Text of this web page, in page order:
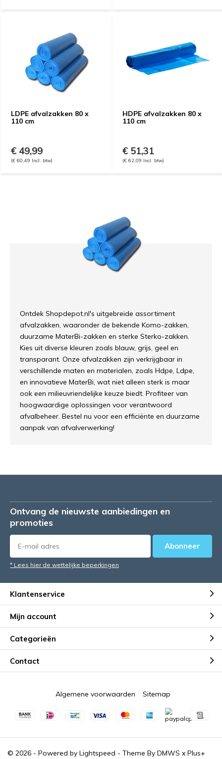
LDPE afvalzakken 80 x
110 cm
€ 49,99
(€ 60,49 Incl. btw)
HDPE afvalzakken 80 x
110 cm
€ 51,31
(€ 62,09 Incl. btw)
Ontdek Shopdepot.nl's uitgebreide assortiment
afvalzakken, waaronder de bekende Komo-zakken,
duurzame MaterBi-zakken en sterke Sterko-zakken.
Kies uit diverse kleuren zoals blauw, grijs, geel en
transparant. Onze afvalzakken zijn verkrijgbaar in
verschillende maten en materialen, zoals Hdpe, Ldpe,
en innovatieve MaterBi, wat niet alleen sterk is maar
ook een milieuvriendelijke keuze biedt. Profiteer van
hoogwaardige oplossingen voor verantwoord
afvalbeheer. Bestel nu voor een efficiënte en duurzame
aanpak van afvalverwerking!
Ontvang de nieuwste aanbiedingen en
promoties
Abonneer
* Lees hier de wettelijke beperkingen
Klantenservice
Mijn account
Categorieën
Contact
© 2026 - Powered by Lightspeed - Theme By DMWS x Plus+
Algemene voorwaarden Sitemap